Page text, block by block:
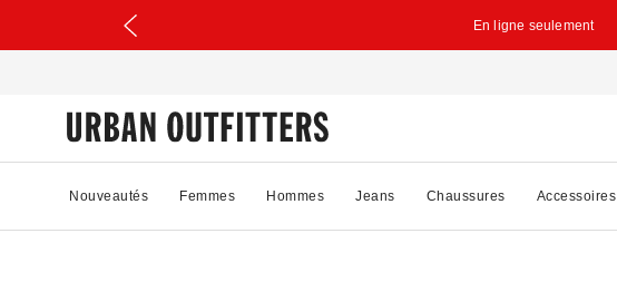
En ligne seulement
Nouveautés Femmes Hommes Jeans Chaussures Accessoires